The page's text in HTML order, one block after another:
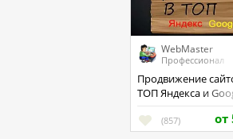
WebMaster
Профессионал
Продвижение сайтов в
ТОП Яндекса и
(857) от